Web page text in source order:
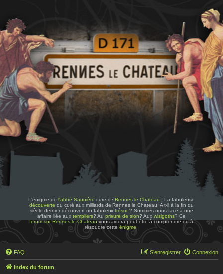
L'énigme de l'abbé Saunière curé de Rennes le Chateau : La fabuleuse
découverte du curé aux milliards de Rennes le Chateau! A t-il à la fin du
siècle dernier découvert un fabuleux trésor? Sommes nous face à une
affaire liée aux templiers? Au prieuré de sion? Aux wisigoths? Ce
forum sur Rennes le Chateauvous aidera peut-être à comprendre ou à
résoudre cetteénigme
FAQ Connexion
S’enregistrer
Index du forum